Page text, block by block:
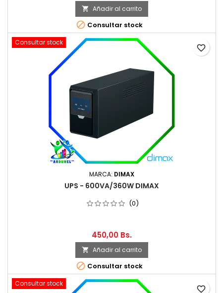
 Añadir al carrito
 Consultar stock
Consultar stock
MARCA: DIMAX
UPS - 600VA/360W DIMAX
(0)
450,00 Bs.
 Añadir al carrito
 Consultar stock
favorite_border
Consultar stock
favorite_border